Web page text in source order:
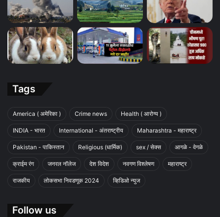
Tags
America ( अमेरिका ) Crime news Health ( आरोग्य )
INDIA - भारत International - अंतराष्ट्रीय Maharashtra - महाराष्ट्र
Pakistan - पाकिस्तान Religious (धार्मिक) sex / सेक्स आगळे - वेगळे
क्राईम रंग जनरल नॉलेज देश विदेश नवगण विश्लेषण महाराष्ट्र
राजकीय लोकसभा निवडणूक 2024 व्हिडिओ न्युज
Follow us